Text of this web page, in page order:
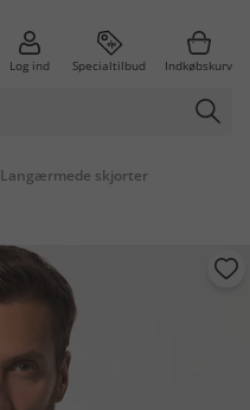
Log ind Specialtilbud Indkøbskurv
Langærmede skjorter